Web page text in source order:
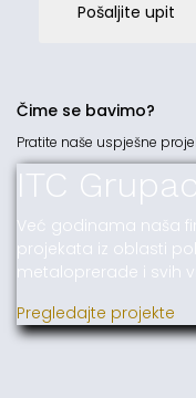
Pošaljite upit
Čime se bavimo?
Pratite naše uspješne
ITC
Već godinama naša
projekata iz oblasti
metaloprerade i svih
Pregledajte projekte